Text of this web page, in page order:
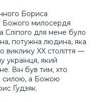
Бориса
Божого милосердя
Сліпого для мене було
потужна людина, яка
виклику XX століття —
українця, який
Він був тим, хто
силою, а Божою
Ґудзяк.